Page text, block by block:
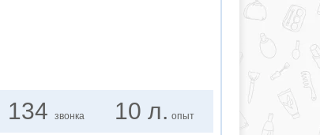
134 звонка 10 л. опыт